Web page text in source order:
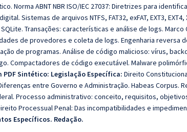
Norma ABNT NBR ISO/IEC 27037: Diretrizes para
Sistemas de arquivos NTFS, FAT32, exFAT, EXT3,
Transações: características e análise de logs. Marco
de provedores e coleta de logs. Engenharia reversa
de programas. Análise de código malicioso: vírus,
Compactadores de código executável. Malware
PDF Sintético: Legislação Específica: Direito
entre Governo e Administração. Habeas Corpus.
Processo administrativo: conceito, requisitos,
Processual Penal: Das incompatibilidades e
Específicos. Redação.